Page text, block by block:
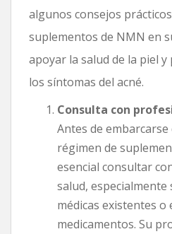
algunos consejos
suplementos de NMN en
apoyar la salud de la piel
los síntomas del acné.
Consulta con
Antes de
régimen de
esencial consultar
salud, especialmente
médicas existentes o
medicamentos. Su